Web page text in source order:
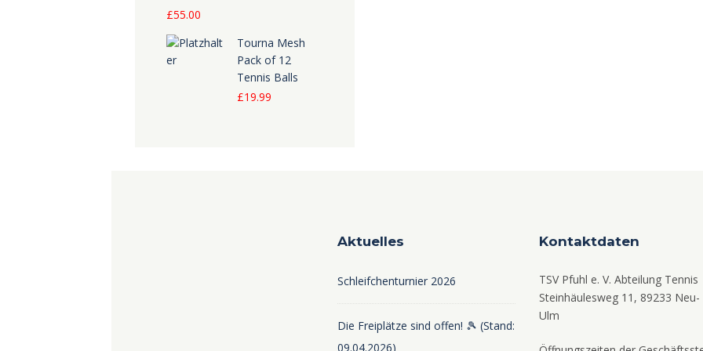
£55.00
Tourna Mesh
Pack of 12
Tennis Balls
£19.99
Aktuelles
Schleifchenturnier 2026
Die Freiplätze sind offen! 🎾 (Stand:
09.04.2026)
Kontaktdaten
TSV Pfuhl e. V. Abteilung Tennis
Steinhäulesweg 11, 89233 Neu-
Ulm